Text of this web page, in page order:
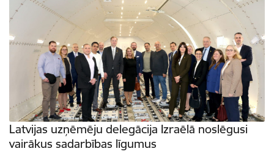
Latvijas uzņēmēju delegācija Izraēlā noslēgusi
vairākus sadarbības līgumus